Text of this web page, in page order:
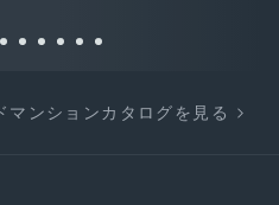
マンションカタログを見る